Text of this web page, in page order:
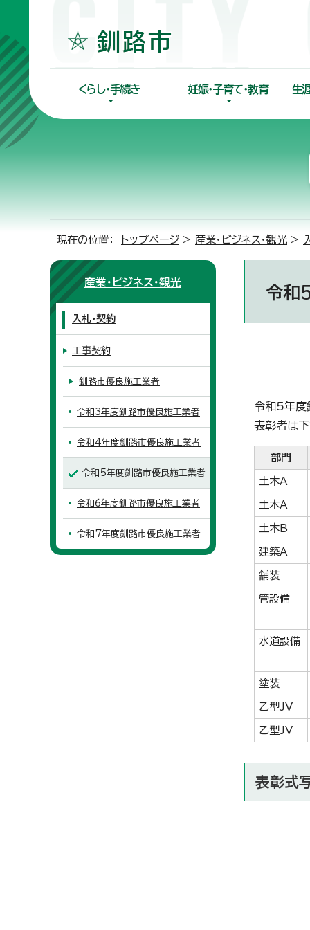
くらし・手続き 妊娠・子育て・教育 生
現在の位置： トップページ > 産業・ビジネス・観光 >
令和
令和5年度
表彰者は下
部門
土木A
土木A
土木B
建築A
舗装
管設備
水道設備
塗装
乙型JV
乙型JV
表彰式
産業・ビジネス・観光
入札・契約
工事契約
釧路市優良施工業者
令和3年度釧路市優良施工業者
令和4年度釧路市優良施工業者
令和5年度釧路市優良施工業者
令和6年度釧路市優良施工業者
令和7年度釧路市優良施工業者